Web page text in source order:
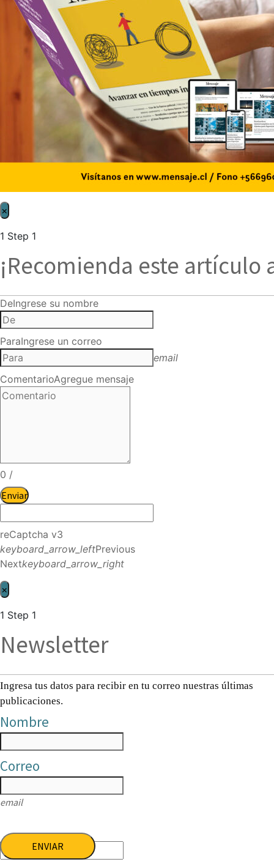
×
1 Step 1
¡Recomienda este artículo
DeIngrese su nombre
ParaIngrese un correo
email
ComentarioAgregue mensaje
0 /
Enviar
reCaptcha v3
keyboard_arrow_leftPrevious
Nextkeyboard_arrow_right
×
1 Step 1
Newsletter
Ingresa tus datos para recibir en tu correo nuestras últimas
publicaciones.
Nombre
Correo
email
ENVIAR